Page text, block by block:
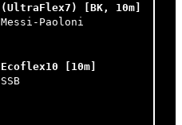
(UltraFlex7) [BK, 10m]
Messi-Paoloni
Ecoflex10 [10m]
SSB